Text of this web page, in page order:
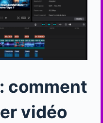
comment
vidéo